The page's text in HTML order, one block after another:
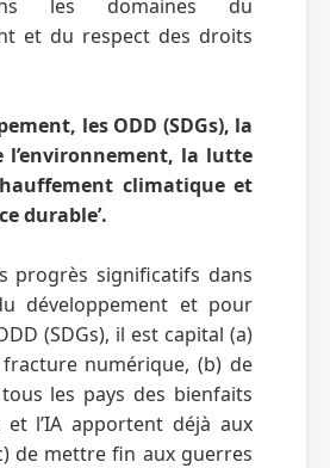
les domaines du
et du respect des droits
les ODD (SDGs), la
l’environnement, la lutte
climatique et
durable’.
progrès significatifs dans
développement et pour
(SDGs), il est capital (a)
numérique, (b) de
les pays des bienfaits
et l’IA apportent déjà aux
de mettre fin aux guerres